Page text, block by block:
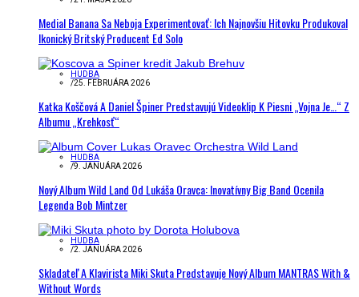
Medial Banana Sa Neboja Experimentovať: Ich Najnovšiu Hitovku Produkoval
Ikonický Britský Producent Ed Solo
HUDBA
/25. FEBRUÁRA 2026
Katka Koščová A Daniel Špiner Predstavujú Videoklip K Piesni „Vojna Je…“ Z
Albumu „Krehkosť“
HUDBA
/9. JANUÁRA 2026
Nový Album Wild Land Od Lukáša Oravca: Inovatívny Big Band Ocenila
Legenda Bob Mintzer
HUDBA
/2. JANUÁRA 2026
Skladateľ A Klavirista Miki Skuta Predstavuje Nový Album MANTRAS With &
Without Words